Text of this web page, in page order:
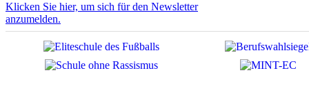
Klicken Sie hier, um sich für den Newsletter
anzumelden.